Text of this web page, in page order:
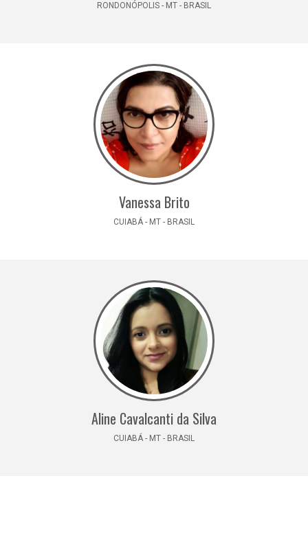
RONDONÓPOLIS - MT - BRASIL
Vanessa Brito
CUIABÁ - MT - BRASIL
Aline Cavalcanti da Silva
CUIABÁ - MT - BRASIL